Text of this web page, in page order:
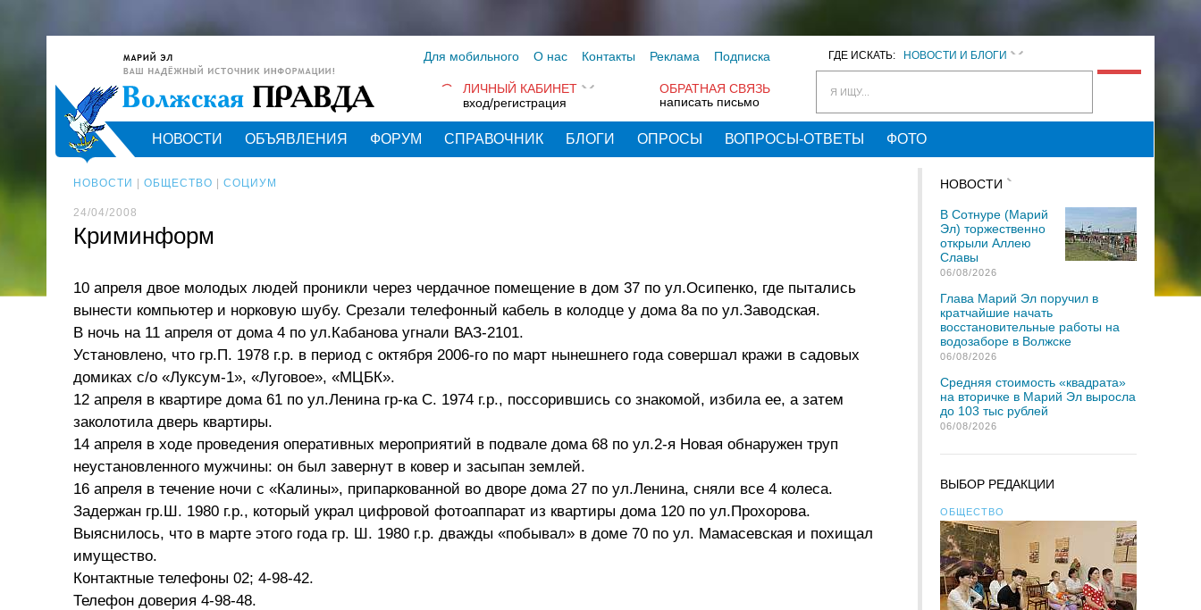
ГДЕ ИСКАТЬ: НОВОСТИ И БЛОГИ
Я ИЩУ...
Для мобильного О нас Контакты Реклама Подписка
ОБРАТНАЯ СВЯЗЬ
написать письмо
ЛИЧНЫЙ КАБИНЕТ
вход/регистрация
НОВОСТИ ОБЪЯВЛЕНИЯ ФОРУМ СПРАВОЧНИК БЛОГИ ОПРОСЫ ВОПРОСЫ-ОТВЕТЫ ФОТО
НОВОСТИ ОБЩЕСТВО СОЦИУМ
24/04/2008
Криминформ
10 апреля двое молодых людей проникли через чердачное помещение в дом 37 по ул.Осипенко, где пытались
вынести компьютер и норковую шубу. Срезали телефонный кабель в колодце у дома 8а по ул.Заводская.
В ночь на 11 апреля от дома 4 по ул.Кабанова угнали ВАЗ-2101.
Установлено, что гр.П. 1978 г.р. в период с октября 2006-го по март нынешнего года совершал кражи в садовых
домиках с/о «Луксум-1», «Луговое», «МЦБК».
12 апреля в квартире дома 61 по ул.Ленина гр-ка С. 1974 г.р., поссорившись со знакомой, избила ее, а затем
заколотила дверь квартиры.
14 апреля в ходе проведения оперативных мероприятий в подвале дома 68 по ул.2-я Новая обнаружен труп
неустановленного мужчины: он был завернут в ковер и засыпан землей.
16 апреля в течение ночи с «Калины», припаркованной во дворе дома 27 по ул.Ленина, сняли все 4 колеса.
Задержан гр.Ш. 1980 г.р., который украл цифровой фотоаппарат из квартиры дома 120 по ул.Прохорова.
Выяснилось, что в марте этого года гр. Ш. 1980 г.р. дважды «побывал» в доме 70 по ул. Мамасевская и похищал
имущество.
Контактные телефоны 02; 4-98-42.
Телефон доверия 4-98-48.
НОВОСТИ
В Сотнуре (Марий
Эл) торжественно
открыли Аллею
Славы
06/08/2026
Глава Марий Эл поручил в
кратчайшие начать
восстановительные работы на
водозаборе в Волжске
06/08/2026
Средняя стоимость «квадрата»
на вторичке в Марий Эл выросла
до 103 тыс рублей
06/08/2026
ВЫБОР РЕДАКЦИИ
ОБЩЕСТВО